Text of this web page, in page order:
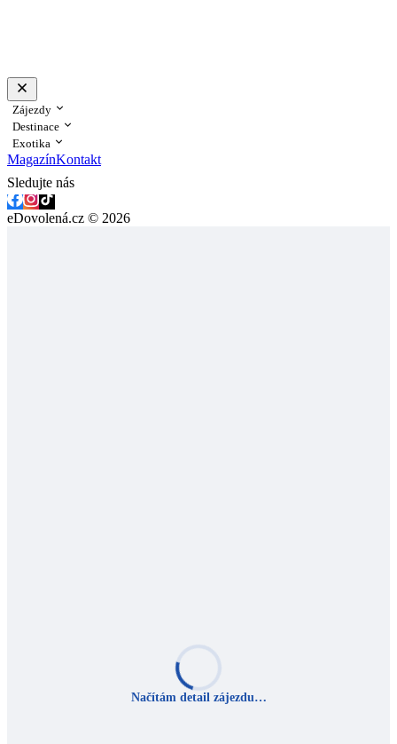
Zájezdy
Destinace
Exotika
MagazínKontakt
Sledujte nás
eDovolená.cz © 2026
Načítám detail zájezdu…